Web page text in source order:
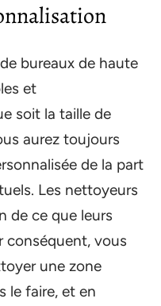
bureaux de haute
et
soit la taille de
aurez toujours
de la part
Les nettoyeurs
de ce que leurs
conséquent, vous
une zone
le faire, et en